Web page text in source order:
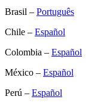
Brasil – Português
Chile – Español
Colombia – Español
México – Español
Perú – Español